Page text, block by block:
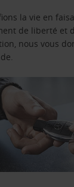
la vie en
de liberté et
nous vous